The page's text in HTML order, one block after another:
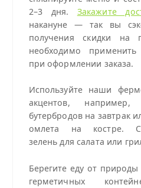
2–3 дня. Закажите
накануне — так вы
получения скидки на
необходимо применить
при оформлении заказа.
Используйте наши
акцентов,
бутербродов на завтрак
омлета на костре.
зелень для салата или
Берегите еду от
герметичных